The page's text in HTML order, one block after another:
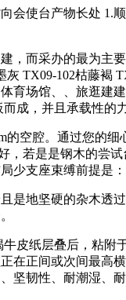
台产物长处 1.
而采办的最为主
TX09-102枯藤褐
育场馆、、旅逛
成，并且承载性
腔。通过您的细
若是是钢木的尝
支座束缚前提是
地坚硬的杂木透
纸层叠后，粘附
在正间或次间最
坚韧性、耐潮湿